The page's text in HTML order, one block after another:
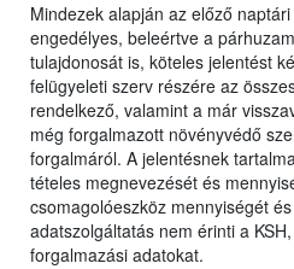
Mindezek alapján az előző
engedélyes, beleértve a
tulajdonosát is, köteles jelentést
felügyeleti szerv részére az
rendelkező, valamint a már
még forgalmazott növényvédő
forgalmáról. A jelentésnek
tételes megnevezését és
csomagolóeszköz mennyiségét
adatszolgáltatás nem érinti a
forgalmazási adatokat.